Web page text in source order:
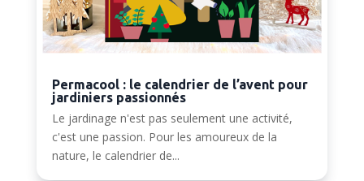
Permacool : le calendrier de l’avent pour
jardiniers passionnés
Le jardinage n'est pas seulement une activité,
c'est une passion. Pour les amoureux de la
nature, le calendrier de...